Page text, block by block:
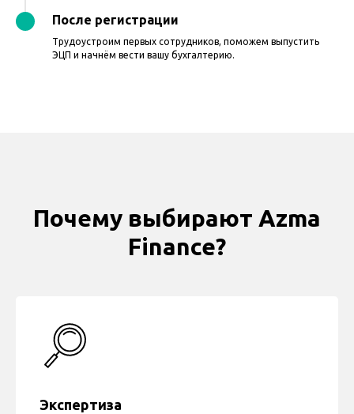
После регистрации
Трудоустроим первых сотрудников, поможем выпустить
ЭЦП и начнём вести вашу бухгалтерию.
Почему выбирают Azma
Finance?
Экспертиза